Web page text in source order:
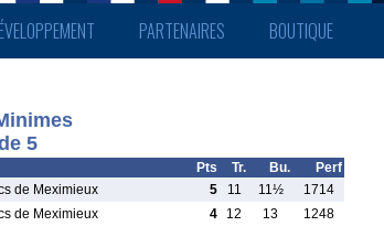
PARTENAIRES BOUTIQUE
5
Pts Tr. Bu.
Perf
de Meximieux 5 11 11½
1714
de Meximieux 4 12 13
1248